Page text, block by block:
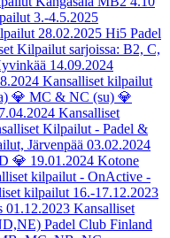
3.-4.5.2025
28.02.2025 Hi5 Padel
Kilpailut sarjoissa: B2, C,
14.09.2024
Kansalliset kilpailut
💎 MC & NC (su) 💎
Kansalliset
Kilpailut - Padel &
Järvenpää 03.02.2024
💎 19.01.2024 Kotone
kilpailut - OnActive -
kilpailut 16.-17.12.2023
01.12.2023 Kansalliset
Padel Club Finland